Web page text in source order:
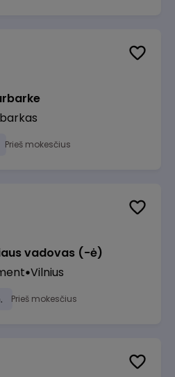
Prieš mokesčius
vadovas (-ė)
Vilnius
Prieš mokesčius